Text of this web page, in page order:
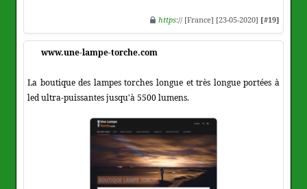
https:// [France] [23-05-2020] [#19]
www.une-lampe-torche.com
La boutique des lampes torches longue et très longue portées à
led ultra-puissantes jusqu'à 5500 lumens.